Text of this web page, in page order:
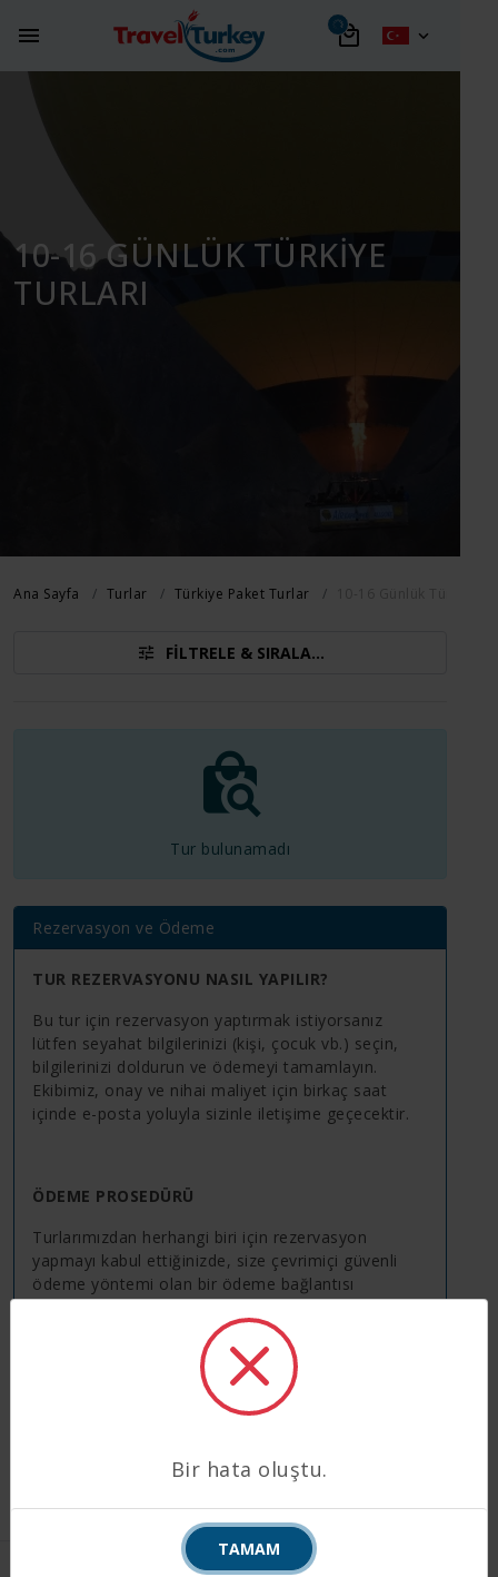
10-16 GÜNLÜK TÜRKIYE
TURLARI
Ana Sayfa Turlar Türkiye Paket Turlar
FILTRELE & SIRALA...
Tur bulunamadı
Rezervasyon ve Ödeme
TUR REZERVASYONU NASIL YAPILIR?
Bu tur için rezervasyon yaptırmak istiyorsanız
lütfen seyahat bilgilerinizi (kişi, çocuk vb.) seçin,
bilgilerinizi doldurun ve ödemeyi tamamlayın.
Ekibimiz, onay ve nihai maliyet için birkaç saat
içinde e-posta yoluyla sizinle iletişime geçecektir.
ÖDEME PROSEDÜRÜ
Turlarımızdan herhangi biri için rezervasyon
yapmayı kabul ettiğinizde, size çevrimiçi güvenli
ödeme yöntemi olan bir ödeme bağlantısı
göndereceğiz. Rezervasyonda, toplam tutarın
%25'ini depozito olarak tahsil edeceğiz. miktarın
geri kalanı; %75'i Türkiye'ye varışta nakit veya kredi
kartı olarak ödenecektir.
Depozito ödemesi için kredi kartı
lütfen bizimle iletişime geçin.Bir hata oluştu.
TAMAM